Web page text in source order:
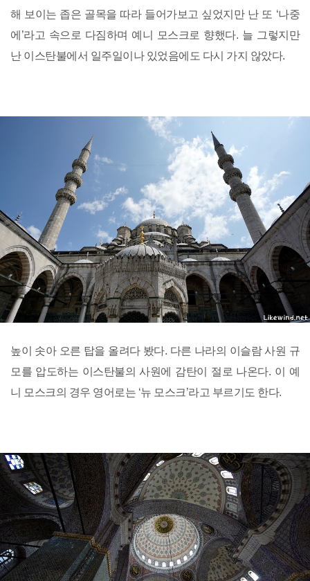
해 보이는 좁은 골목을 따라 들어가보고 싶었지만 난 또 ‘나중
에’라고 속으로 다짐하며 예니 모스크로 향했다. 늘 그렇지만
난 이스탄불에서 일주일이나 있었음에도 다시 가지 않았다.
높이 솟아 오른 탑을 올려다 봤다. 다른 나라의 이슬람 사원 규
모를 압도하는 이스탄불의 사원에 감탄이 절로 나온다. 이 예
니 모스크의 경우 영어로는 ‘뉴 모스크’라고 부르기도 한다.